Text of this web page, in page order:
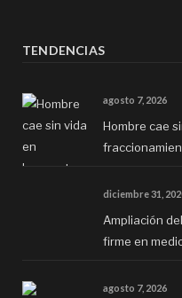
TENDENCIAS
agosto 7, 2026
Hombre cae
diciembre 31,
Ampliación
firme en
agosto 7, 2026